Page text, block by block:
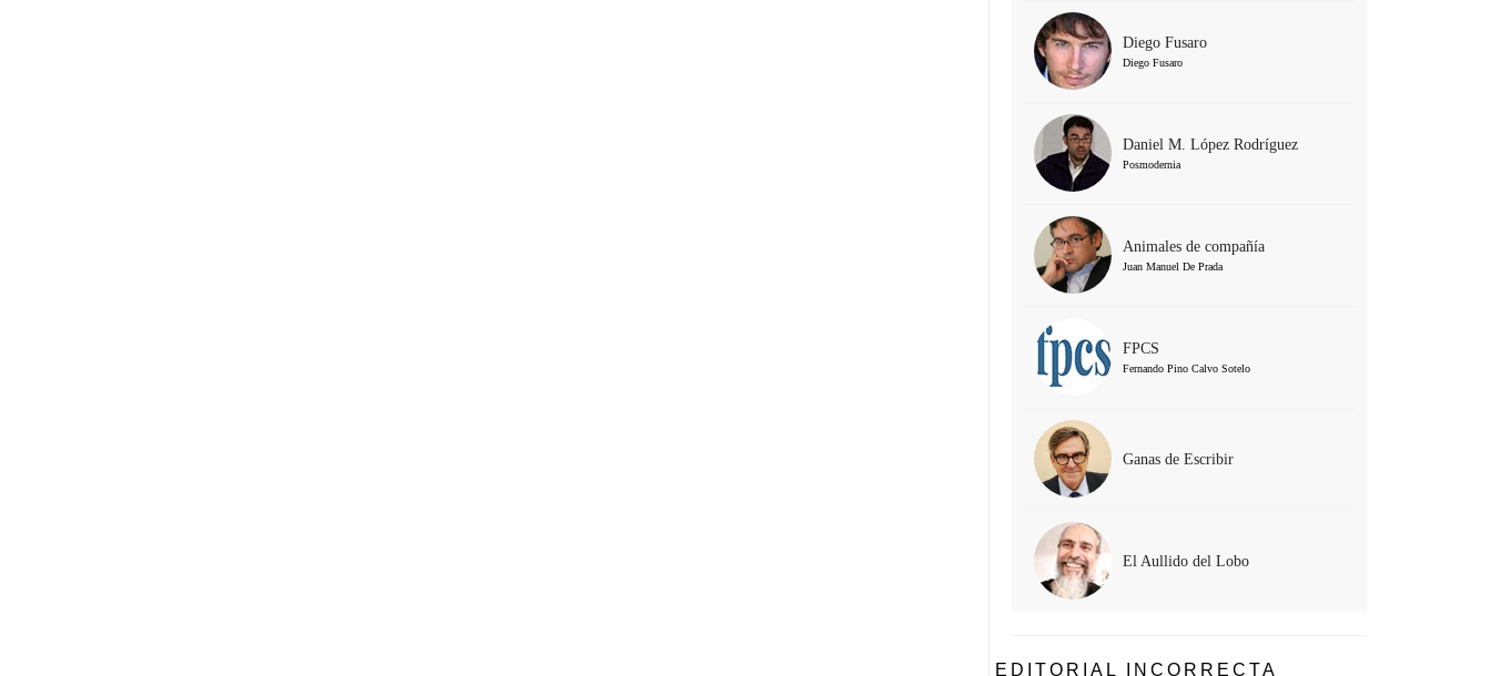
Diego Fusaro
Diego Fusaro
Daniel M. López Rodríguez
Posmodernia
Animales de compañía
Juan Manuel De Prada
FPCS
Fernando Pino Calvo Sotelo
Ganas de Escribir
El Aullido del Lobo
EDITORIAL INCORRECTA